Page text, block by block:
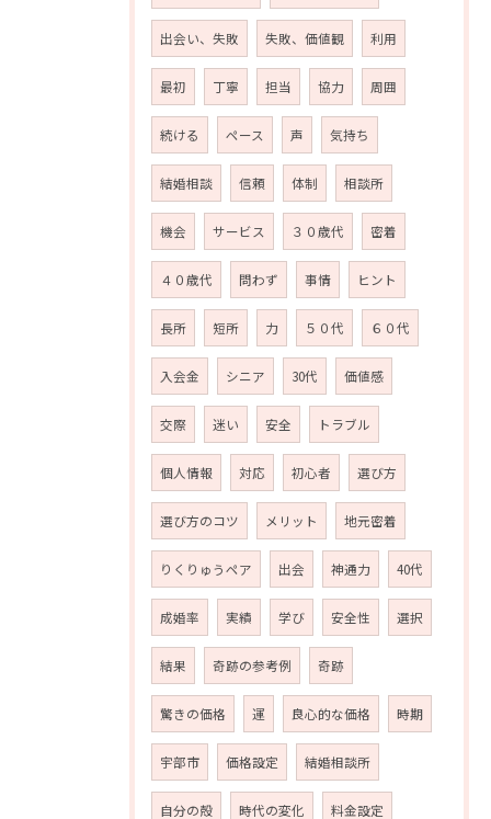
出会い、失敗 失敗、価値観 利用
最初 丁寧 担当 協力 周囲
続ける ペース 声 気持ち
結婚相談 信頼 体制 相談所
機会 サービス ３０歳代 密着
４０歳代 問わず 事情 ヒント
長所 短所 力 ５０代 ６０代
入会金 シニア 30代 価値感
交際 迷い 安全 トラブル
個人情報 対応 初心者 選び方
選び方のコツ メリット 地元密着
りくりゅうペア 出会 神通力 40代
成婚率 実績 学び 安全性 選択
結果 奇跡の参考例 奇跡
驚きの価格 運 良心的な価格 時期
宇部市 価格設定 結婚相談所
自分の殻 時代の変化 料金設定